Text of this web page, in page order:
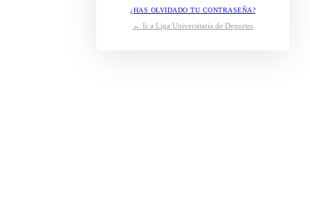
¿HAS OLVIDADO TU CONTRASEÑA?
← Ir a Liga Universitaria de Deportes